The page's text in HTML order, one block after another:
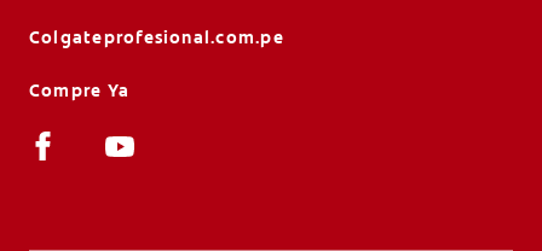
Colgateprofesional.com.pe
Compre Ya